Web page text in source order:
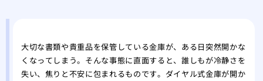
も
ィ
イ
大切な書類や貴重品を保管している金庫が、ある日突然開かな
くなってしまう。そんな事態に直面すると、誰しもが冷静さを
失い、焦りと不安に包まれるものです。ダイヤル式金庫が開か